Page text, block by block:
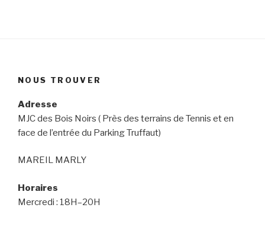
NOUS TROUVER
Adresse
MJC des Bois Noirs ( Près des terrains de Tennis et en
face de l’entrée du Parking Truffaut)
MAREIL MARLY
Horaires
Mercredi : 18H–20H